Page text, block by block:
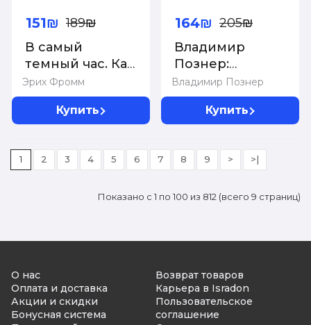
Эрих Фромм
В самый
темный час. Как
рождается
жестокость?
151₪ 189₪
Купить
Владимир Познер
Владимир
Познер:
Английская
тетрадь.
Субъективный
164₪ 205₪
Купить
1 2 3 4 5 6 7 8 9 > >|
Показано с 1 по 100 из 812 (всего 9 страниц)
О нас
Оплата и доставка
Акции и скидки
Бонусная система
Возврат товаров
Карьера в Isradon
Пользовательское
соглашение